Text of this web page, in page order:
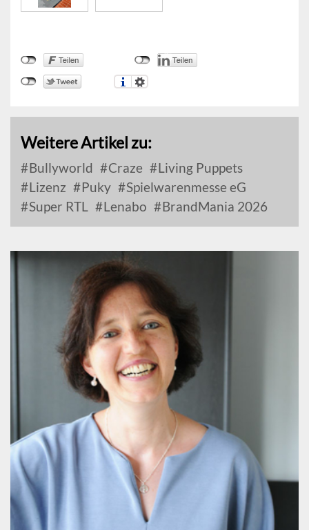
Weitere Artikel zu:
Bullyworld Craze
Living Puppets
Lizenz
Puky
Spielwarenmesse eG
Super RTL
Lenabo BrandMania 2026